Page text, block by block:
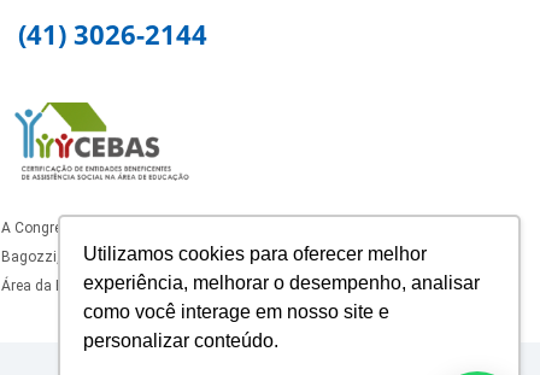
Utilizamos cookies para oferecer melhor
experiência, melhorar o desempenho, analisar
como você interage em nosso site e
personalizar conteúdo.
(41) 3026-2144
A Congregação dos Oblatos de São José, mantenedora do Colégio Padre João
Bagozzi, está certificado como Entidade Beneficente de Assistência Social na
Área da Educação, com certificado ativo nos termos da legislação vigente.